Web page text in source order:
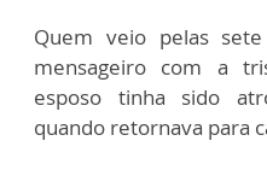
Quem veio pelas
mensageiro com a
esposo tinha sido
quando retornava para